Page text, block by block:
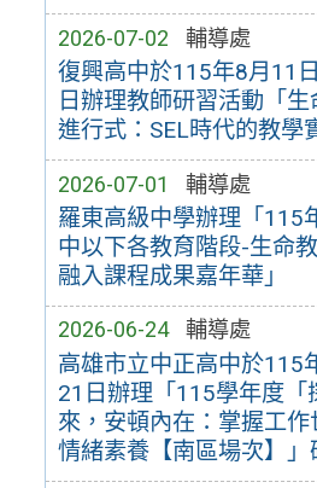
2026-07-02 輔導處
復興高中於115年8月11
日辦理教師研習活動「生
進行式：SEL時代的教學
2026-07-01 輔導處
羅東高級中學辦理「115
中以下各教育階段-生命
融入課程成果嘉年華」
2026-06-24 輔導處
高雄市立中正高中於115
21日辦理「115學年度「
來，安頓內在：掌握工作
情緒素養【南區場次】」